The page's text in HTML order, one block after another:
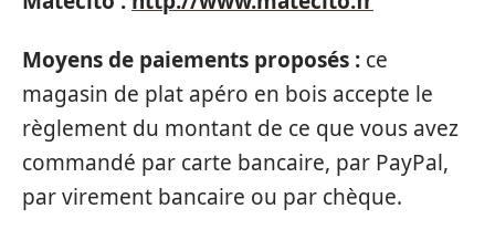
Moyens de paiements proposés : ce
magasin de plat apéro en bois accepte le
règlement du montant de ce que vous avez
commandé par carte bancaire, par PayPal,
par virement bancaire ou par chèque.